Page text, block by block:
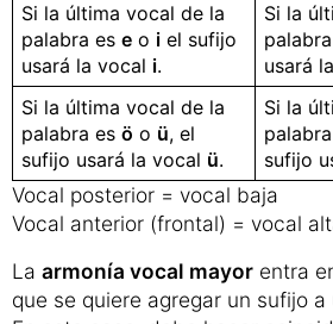
Si la última vocal de la
palabra es eo iel sufijo
usará la vocal i.
Si la
usará
Si la última vocal de la
palabra es ö o ü, el
sufijo usará la vocal ü.
Si la
sufijo
Vocal posterior = vocal baja
Vocal anterior (frontal) = vocal
La armonía vocal mayor entra
que se quiere agregar un sufijo a